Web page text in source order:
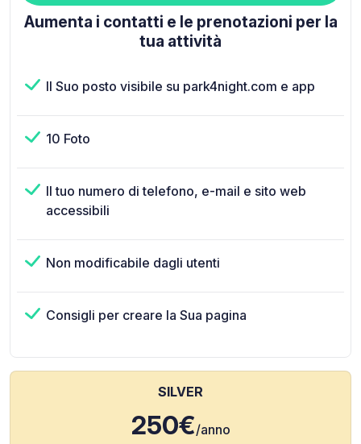
Aumenta i contatti e le prenotazioni per la
tua attività
Il Suo posto visibile su park4night.com e app
10 Foto
Il tuo numero di telefono, e-mail e sito web
accessibili
Non modificabile dagli utenti
Consigli per creare la Sua pagina
SILVER
250€/anno